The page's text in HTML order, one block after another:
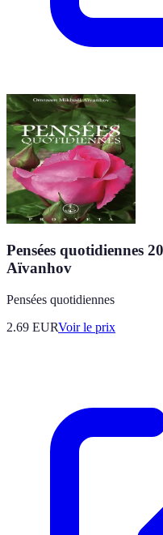
Pensées quotidiennes
Aïvanhov
Pensées quotidiennes
2.69 EURVoir le prix